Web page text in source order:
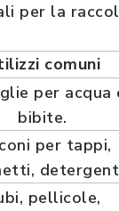
per la
comuni
per acqua
bibite.
per tappi,
pellicole,